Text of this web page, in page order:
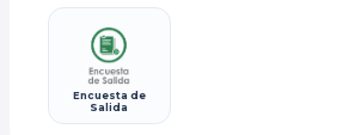
Encuesta de
Salida